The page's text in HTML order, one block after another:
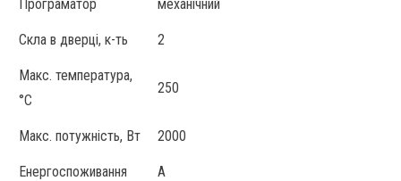
Програматор механічний
Скла в дверці, к-ть 2
Макс. температура,
°С
250
Макс. потужність, Вт 2000
Енергоcпоживання А